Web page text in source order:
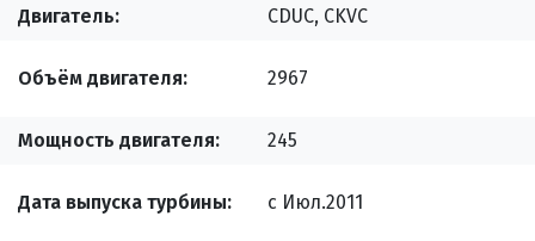
Двигатель CDUC, CKVC
Объём двигателя 2967
Мощность двигателя 245
Дата выпуска турбины с Июл.2011